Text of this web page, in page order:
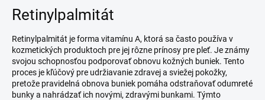
Retinylpalmitát
Retinylpalmitát je forma vitamínu A, ktorá sa často používa v
kozmetických produktoch pre jej rôzne prínosy pre pleť. Je známy
svojou schopnosťou podporovať obnovu kožných buniek. Tento
proces je kľúčový pre udržiavanie zdravej a sviežej pokožky,
pretože pravidelná obnova buniek pomáha odstraňovať odumreté
bunky a nahrádzať ich novými, zdravými bunkami. Týmto